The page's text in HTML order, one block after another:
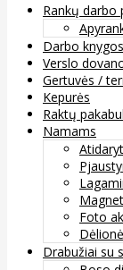
Rankų darbo
Darbo knygos
Verslo
Gertuvės /
Kepurės
Raktų
Namams
Foto
Drabužiai su